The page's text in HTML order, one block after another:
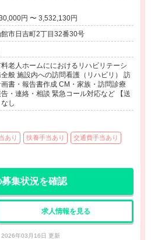
年収 3,330,000円 〜 3,532,130円
市日吉町2丁目32番30号
老人ホームににおけるリハビリテーシ
全般 施設内への訪問看護（リハビリ） 訪
書・報告書作成 CM・家族・訪問診療
告・連絡・相談 緊急コール対応など 【送
し
あり 扶養手当あり 交通費手当あり
集状況を確認
求人情報を見る
2026年03月16日 更新